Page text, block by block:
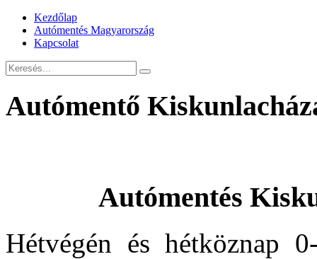
Kezdőlap
Autómentés Magyarország
Kapcsolat
Autómentő
Autómentés
Hétvégén és hétköznap